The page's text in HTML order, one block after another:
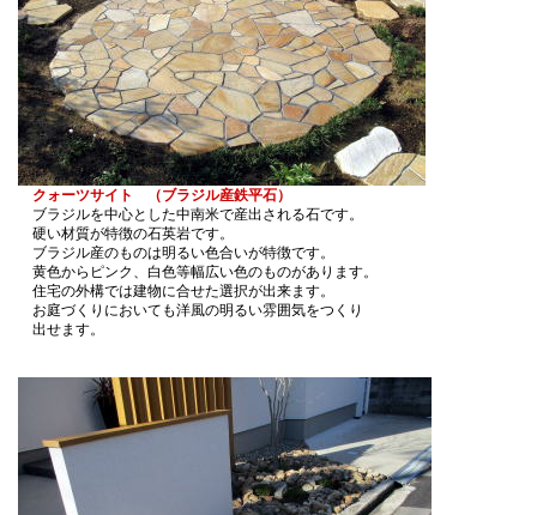
クォーツサイト （ブラジル産鉄平石）
ブラジルを中心とした中南米で産出される石です。
硬い材質が特徴の石英岩です。
ブラジル産のものは明るい色合いが特徴です。
黄色からピンク、白色等幅広い色のものがあります。
住宅の外構では建物に合せた選択が出来ます。
お庭づくりにおいても洋風の明るい雰囲気をつくり
出せます。